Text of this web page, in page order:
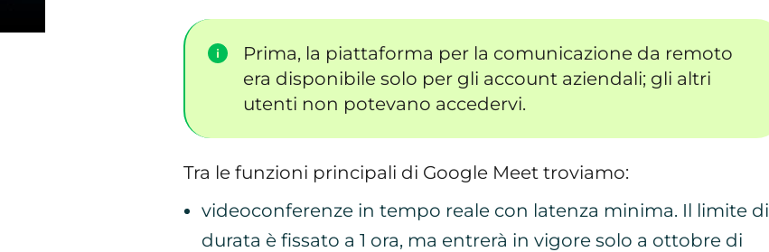
Prima, la piattaforma per la comunicazione da remoto
era disponibile solo per gli account aziendali; gli altri
utenti non potevano accedervi.
Tra le funzioni principali di Google Meet troviamo:
videoconferenze in tempo reale con latenza minima. Il limite di
durata è fissato a 1 ora, ma entrerà in vigore solo a ottobre di